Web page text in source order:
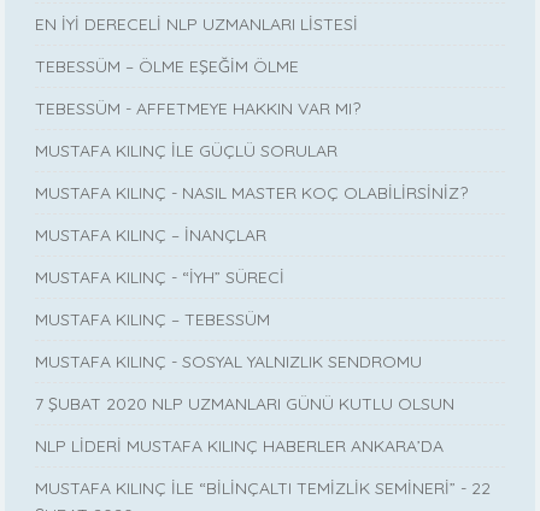
EN İYİ DERECELİ NLP UZMANLARI LİSTESİ
TEBESSÜM – ÖLME EŞEĞİM ÖLME
TEBESSÜM - AFFETMEYE HAKKIN VAR MI?
MUSTAFA KILINÇ İLE GÜÇLÜ SORULAR
MUSTAFA KILINÇ - NASIL MASTER KOÇ OLABİLİRSİNİZ?
MUSTAFA KILINÇ – İNANÇLAR
MUSTAFA KILINÇ - “İYH” SÜRECİ
MUSTAFA KILINÇ – TEBESSÜM
MUSTAFA KILINÇ - SOSYAL YALNIZLIK SENDROMU
7 ŞUBAT 2020 NLP UZMANLARI GÜNÜ KUTLU OLSUN
NLP LİDERİ MUSTAFA KILINÇ HABERLER ANKARA’DA
MUSTAFA KILINÇ İLE “BİLİNÇALTI TEMİZLİK SEMİNERİ” - 22